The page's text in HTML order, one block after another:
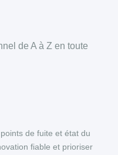
de A à Z en toute
de fuite et état du
fiable et prioriser